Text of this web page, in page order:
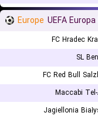
Europe UEFA
FC Hradec
SL
FC Red Bull
Maccabi
Jagiellonia